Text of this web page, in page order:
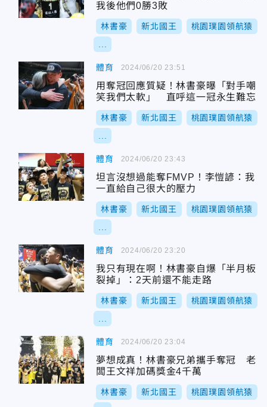
我後他們0勝3敗
林書豪 新北國王 桃園璞園領航猿
體育
用奪冠回應質疑！林書豪曝「對手嘲
笑我們太軟」 直呼這一冠永生難忘
林書豪 新北國王 桃園璞園領航猿
2024/06/20 23:51
體育
坦言沒想過能奪FMVP！李愷諺：我
一直給自己很大的壓力
林書豪 新北國王 桃園璞園領航猿
2024/06/20 23:43
體育
我只有現在啊！林書豪自爆「半月板
裂掉」：2天前還不能走路
林書豪 新北國王 桃園璞園領航猿
2024/06/20 23:20
體育
夢想成真！林書豪兄弟攜手奪冠 老
闆王文祥加碼獎金4千萬
林書豪 新北國王 桃園璞園領航猿
2024/06/20 23:04